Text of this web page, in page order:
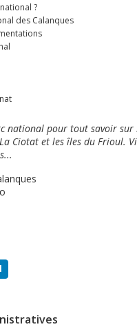
?
des Calanques
national pour tout savoir sur
Ciotat et les îles du Frioul.